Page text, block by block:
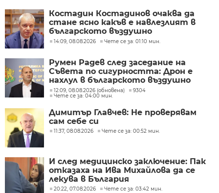
Костадин Костадинов очаква да
стане ясно какъв е навлезлият в
българското въздушно
пространство дрон
14:09, 08.08.2026 Чете се за: 01:10 мин.
Румен Радев след заседание на
Съвета по сигурността: Дрон е
нахлул в българското въздушно
пространство
12:09, 08.08.2026 (обновена)
9304
Чете се за: 04:00 мин.
Димитър Главчев: Не проверявам
сам себе си
11:37, 08.08.2026 Чете се за: 00:52 мин.
И след медицинско заключение: Пак
отказаха на Ива Михайлова да се
лекува в България
20:22, 07.08.2026 Чете се за: 03:42 мин.